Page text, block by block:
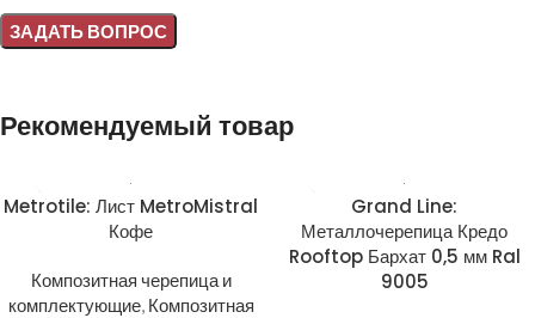
Рекомендуемый товар
Metrotile: Лист MetroMistral
Кофе
Композитная черепица и
комплектующие, Композитная
Grand Line:
Металлочерепица Кредо
Rooftop Бархат 0,5 мм Ral
9005